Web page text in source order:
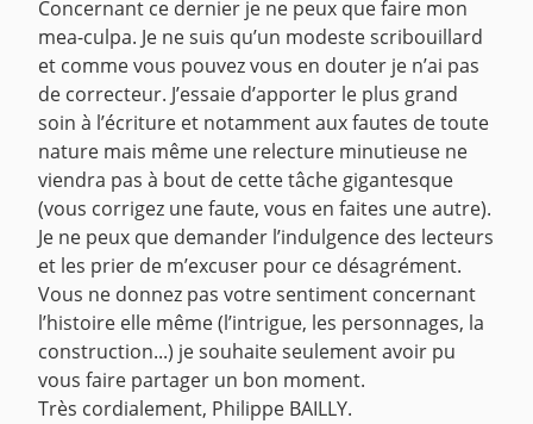
Concernant ce dernier je ne peux que faire mon
mea-culpa. Je ne suis qu’un modeste scribouillard
et comme vous pouvez vous en douter je n’ai pas
de correcteur. J’essaie d’apporter le plus grand
soin à l’écriture et notamment aux fautes de toute
nature mais même une relecture minutieuse ne
viendra pas à bout de cette tâche gigantesque
(vous corrigez une faute, vous en faites une autre).
Je ne peux que demander l’indulgence des lecteurs
et les prier de m’excuser pour ce désagrément.
Vous ne donnez pas votre sentiment concernant
l’histoire elle même (l’intrigue, les personnages, la
construction...) je souhaite seulement avoir pu
vous faire partager un bon moment.
Très cordialement, Philippe BAILLY.